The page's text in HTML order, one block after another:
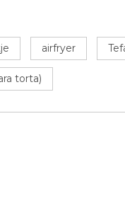
airfryer
torta)